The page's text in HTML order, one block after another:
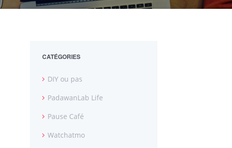
CATÉGORIES
DIY ou pas
PadawanLab Life
Pause Café
Watchatmo